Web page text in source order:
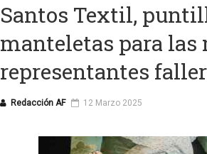
Santos Textil,
manteletas para
representantes
Redacción AF 12 Marzo 2025